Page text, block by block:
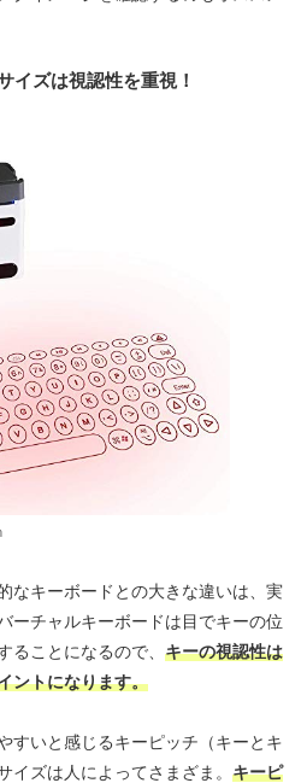
イズは視認性を重視！
なキーボードとの大きな違いは、実
ーチャルキーボードは目でキーの位
ることになるので、 キーの視認性は
ントになります。
すいと感じるキーピッチ（キーとキ
イズは人によってさまざま。 キーピ